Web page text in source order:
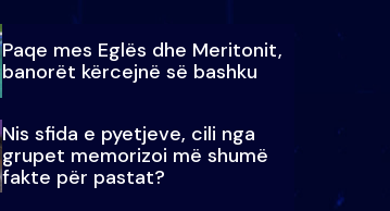
Paqe mes Eglës dhe Meritonit,
banorët kërcejnë së bashku
Nis sfida e pyetjeve, cili nga
grupet memorizoi më shumë
fakte për pastat?